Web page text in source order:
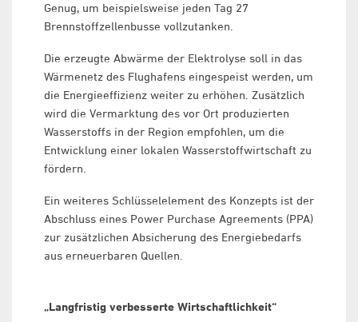
Genug, um beispielsweise jeden Tag 27
Brennstoffzellenbusse vollzutanken.
Die erzeugte Abwärme der Elektrolyse soll in das
Wärmenetz des Flughafens eingespeist werden, um
die Energieeffizienz weiter zu erhöhen. Zusätzlich
wird die Vermarktung des vor Ort produzierten
Wasserstoffs in der Region empfohlen, um die
Entwicklung einer lokalen Wasserstoffwirtschaft zu
fördern.
Ein weiteres Schlüsselelement des Konzepts ist der
Abschluss eines Power Purchase Agreements (PPA)
zur zusätzlichen Absicherung des Energiebedarfs
aus erneuerbaren Quellen.
„Langfristig verbesserte Wirtschaftlichkeit“